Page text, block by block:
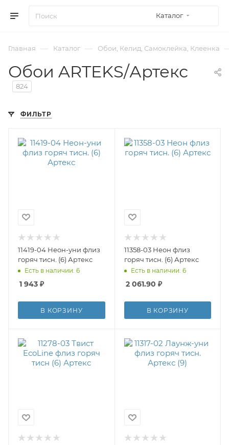
Каталог
Главная — Каталог — Обои, Келид, Самоклейка, Клеенка
Обои ARTEKS/Артекс
824
ФИЛЬТР
11419-04 Неон-уни флиз
горяч тисн. (6) Артекс
Есть в наличии: 6
1 943 ₽
В КОРЗИНУ
11358-03 Неон флиз
горяч тисн. (6) Артекс
Есть в наличии: 6
2 061.90 ₽
В КОРЗИНУ